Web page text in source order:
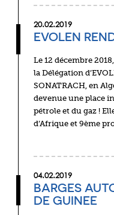
20.02.2019
EVOLEN
Le 12 décembre
la Délégation
SONATRACH, en
devenue une place
pétrole et du gaz !
d’Afrique et 9ème
04.02.2019
BARGES
DE GUINEE